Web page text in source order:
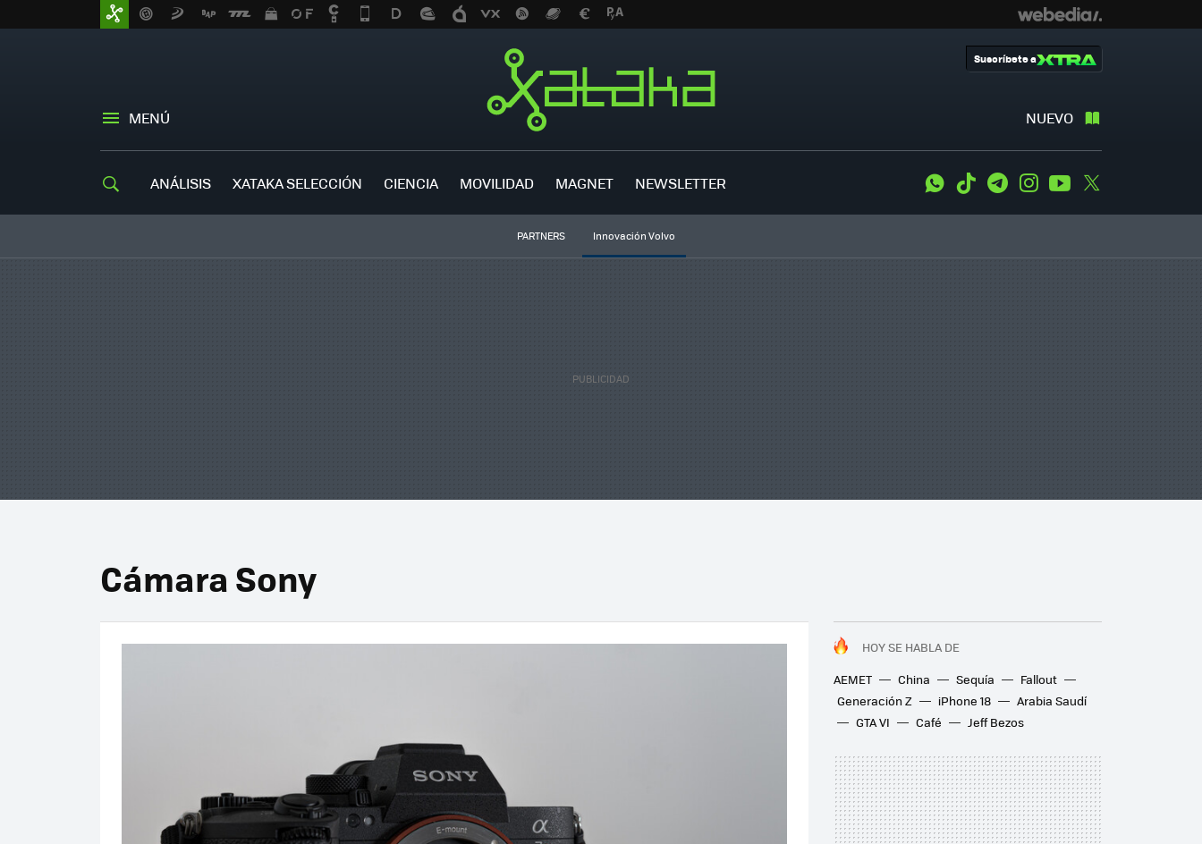
MENÚ NUEVO
Suscríbete a
ANÁLISIS XATAKA SELECCIÓN CIENCIA MOVILIDAD MAGNET NEWSLETTER WhatsApp
Tiktok TelegramInstagramYoutube
PARTNERS Innovación Volvo
Cámara Sony
HOY SE HABLA DE
AEMET
China Sequía
Fallout
Generación Z
iPhone 18
Arabia Saudí
GTA VI
Café Jeff Bezos